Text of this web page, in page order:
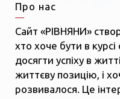
Про нас
Сайт «РІВНЯНИ»
хто хоче бути в курсі
досягти успіху в
життєву позицію, і
розвивалося. Це